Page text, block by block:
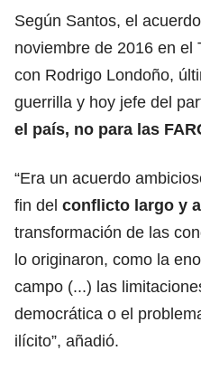
Según Santos, el
noviembre de 2016 en el
con Rodrigo Londoño,
guerrilla y hoy jefe del
el país, no para las
“Era un acuerdo
fin del conflicto largo y
transformación de las
lo originaron, como la
campo (...) las
democrática o el
ilícito”, añadió.